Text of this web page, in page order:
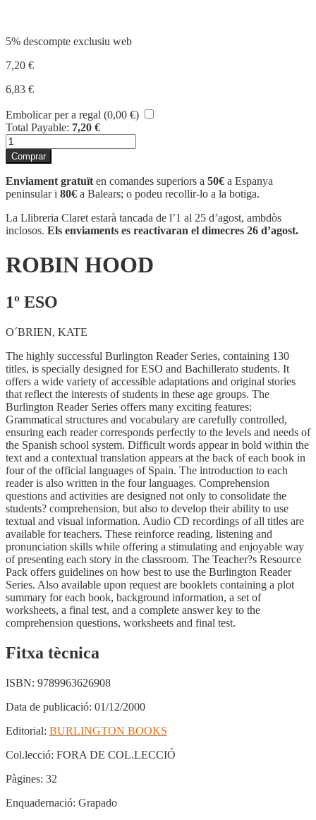
5% descompte exclusiu web
7,20 €
6,83 €
Embolicar per a regal (0,00 €)
Total Payable: 7,20 €
quantitat
de
ROBIN
HOOD
Comprar
Enviament gratuït en comandes superiors a 50€ a Espanya
peninsular i 80€ a Balears; o podeu recollir-lo a la botiga.
La Llibreria Claret estarà tancada de l’1 al 25 d’agost, ambdòs
inclosos. Els enviaments es reactivaran el dimecres 26 d’agost.
ROBIN HOOD
1º ESO
O´BRIEN, KATE
The highly successful Burlington Reader Series, containing 130
titles, is specially designed for ESO and Bachillerato students. It
offers a wide variety of accessible adaptations and original stories
that reflect the interests of students in these age groups. The
Burlington Reader Series offers many exciting features:
Grammatical structures and vocabulary are carefully controlled,
ensuring each reader corresponds perfectly to the levels and needs of
the Spanish school system. Difficult words appear in bold within the
text and a contextual translation appears at the back of each book in
four of the official languages of Spain. The introduction to each
reader is also written in the four languages. Comprehension
questions and activities are designed not only to consolidate the
students? comprehension, but also to develop their ability to use
textual and visual information. Audio CD recordings of all titles are
available for teachers. These reinforce reading, listening and
pronunciation skills while offering a stimulating and enjoyable way
of presenting each story in the classroom. The Teacher?s Resource
Pack offers guidelines on how best to use the Burlington Reader
Series. Also available upon request are booklets containing a plot
summary for each book, background information, a set of
worksheets, a final test, and a complete answer key to the
comprehension questions, worksheets and final test.
Fitxa tècnica
ISBN: 9789963626908
Data de publicació: 01/12/2000
Editorial: BURLINGTON BOOKS
Col.lecció: FORA DE COL.LECCIÓ
Pàgines: 32
Enquadernació: Grapado